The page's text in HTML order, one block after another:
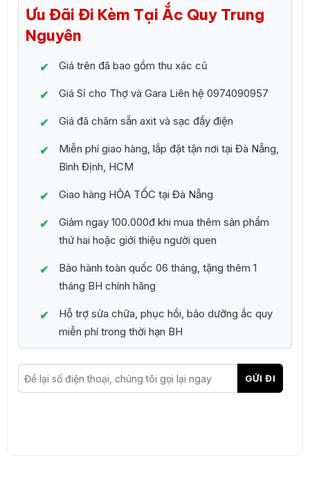
Ưu Đãi Đi Kèm Tại Ắc Quy Trung
Nguyên
Giá trên đã bao gồm thu xác cũ
Giá Sỉ cho Thợ và Gara Liên hệ 0974090957
Giá đã châm sẵn axit và sạc đầy điện
Miễn phí giao hàng, lắp đặt tận nơi tại Đà Nẵng,
Bình Định, HCM
Giao hàng HỎA TỐC tại Đà Nẵng
Giảm ngay 100.000đ khi mua thêm sản phẩm
thứ hai hoặc giới thiệu người quen
Bảo hành toàn quốc 06 tháng, tặng thêm 1
tháng BH chính hãng
Hỗ trợ sửa chữa, phục hồi, bảo dưỡng ắc quy
miễn phí trong thời hạn BH